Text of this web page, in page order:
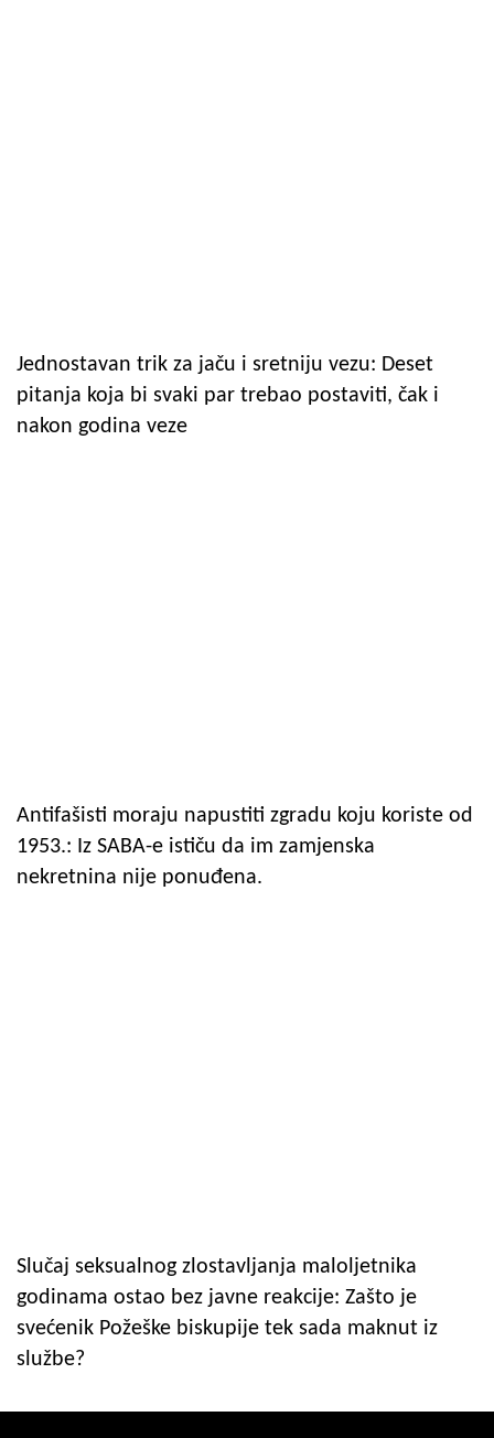
Jednostavan trik za jaču i sretniju vezu: Deset
pitanja koja bi svaki par trebao postaviti, čak i
nakon godina veze
Antifašisti moraju napustiti zgradu koju koriste od
1953.: Iz SABA-e ističu da im zamjenska
nekretnina nije ponuđena.
Slučaj seksualnog zlostavljanja maloljetnika
godinama ostao bez javne reakcije: Zašto je
svećenik Požeške biskupije tek sada maknut iz
službe?